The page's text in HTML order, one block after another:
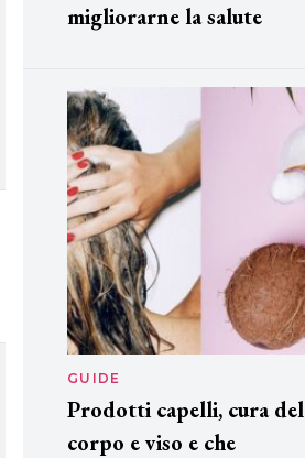
migliorarne la salute
GUIDE
Prodotti capelli, cura del
corpo e viso e che